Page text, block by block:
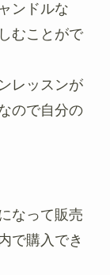
ンドルな
むことがで
レッスンが
ので自分の
なって販売
で購入でき